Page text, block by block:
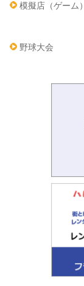
模擬店（ゲーム）
野球大会